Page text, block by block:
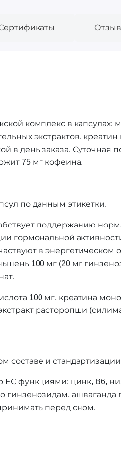
комплекс в
экстрактов, креатин и
в день заказа. Суточная
75 мг кофеина.
по данным этикетки.
поддержанию
гормональной
в
100 мг (20 мг
100 мг, креатина
расторопши
и стандартизации
функциями: цинк, B6,
гинзенозидам, ашваганда
перед сном.